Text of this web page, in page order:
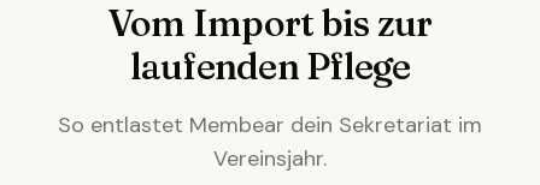
Vom Import bis zur
laufenden Pflege
So entlastet Membear dein Sekretariat im
Vereinsjahr.